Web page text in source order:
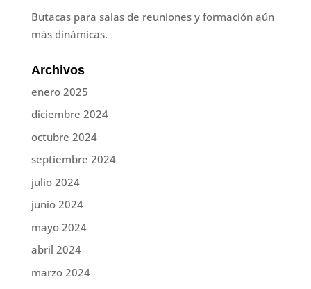
Butacas para salas de reuniones y formación aún
más dinámicas.
Archivos
enero 2025
diciembre 2024
octubre 2024
septiembre 2024
julio 2024
junio 2024
mayo 2024
abril 2024
marzo 2024